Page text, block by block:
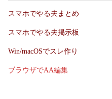
スマホでやる夫まとめ
スマホでやる夫掲示板
Win/macOSでスレ作り
ブラウザでAA編集